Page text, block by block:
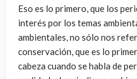
Eso es lo primero, que los
interés por los temas
ambientales, no sólo nos
conservación, que es lo
cabeza cuando se habla de